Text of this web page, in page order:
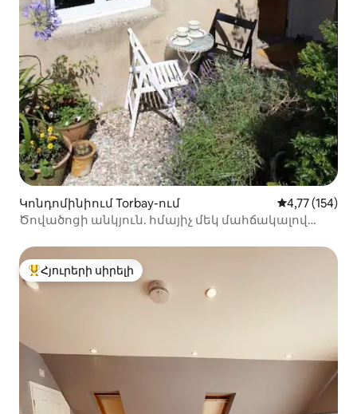
Կոնդոմինիում Torbay-ում Միջին
4,77 (154)
Ծովածոցի անկյուն. հմայիչ մեկ մահճակալով
Հյուրերի սիրելի լավագույն տները
Հյուրերի սիրելի